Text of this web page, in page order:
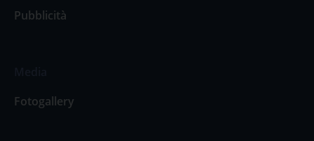
Pubblicità
Fotogallery